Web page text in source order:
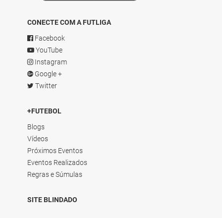
CONECTE COM A FUTLIGA
Facebook
YouTube
Instagram
Google +
Twitter
+FUTEBOL
Blogs
Vídeos
Próximos Eventos
Eventos Realizados
Regras e Súmulas
SITE BLINDADO